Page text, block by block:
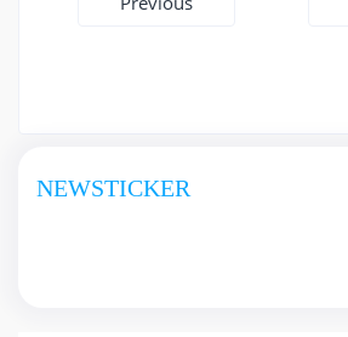
NEWSTICKER